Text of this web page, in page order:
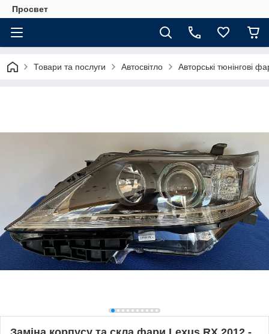
Просвет
Товари та послуги Автосвітло Авторські тюнінгові